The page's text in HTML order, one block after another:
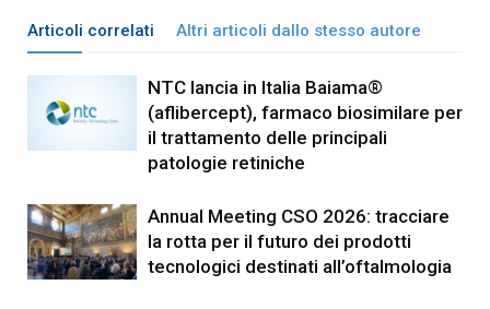
Articoli correlati Altri articoli dallo stesso autore
NTC lancia in Italia Baiama®
(aflibercept), farmaco biosimilare per
il trattamento delle principali
patologie retiniche
Annual Meeting CSO 2026: tracciare
la rotta per il futuro dei prodotti
tecnologici destinati all’oftalmologia